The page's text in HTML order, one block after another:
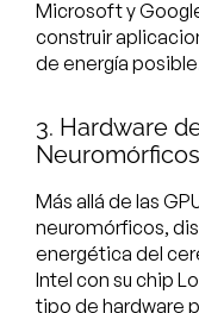
Microsoft y
construir
de energía
3. Hardware
Neuromórficos
Más allá de las
neuromórficos,
energética del
Intel con su chip
tipo de hardware